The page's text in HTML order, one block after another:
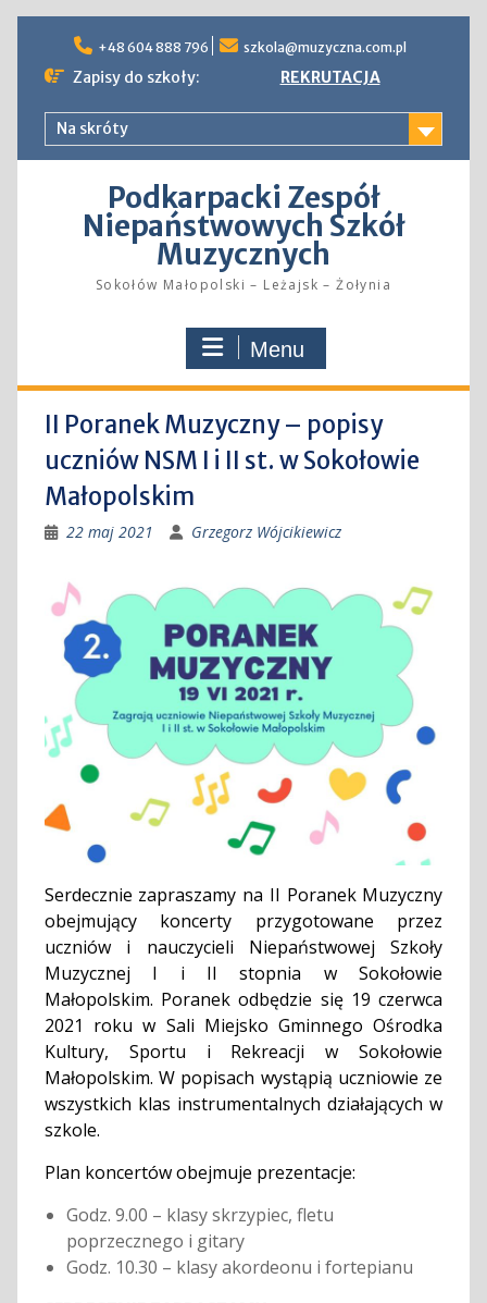
content
+48 604 888 796 szkola@muzyczna.com.pl
Zapisy do szkoły: REKRUTACJA
Na skróty
Podkarpacki Zespół
Niepaństwowych Szkół
Muzycznych
Sokołów Małopolski – Leżajsk – Żołynia
Menu
II Poranek Muzyczny – popisy
uczniów NSM I i II st. w Sokołowie
Małopolskim
22 maj 2021 Grzegorz Wójcikiewicz
Serdecznie zapraszamy na II Poranek Muzyczny
obejmujący koncerty przygotowane przez
uczniów i nauczycieli Niepaństwowej Szkoły
Muzycznej I i II stopnia w Sokołowie
Małopolskim. Poranek odbędzie się 19 czerwca
2021 roku w Sali Miejsko Gminnego Ośrodka
Kultury, Sportu i Rekreacji w Sokołowie
Małopolskim. W popisach wystąpią uczniowie ze
wszystkich klas instrumentalnych działających w
szkole.
Plan koncertów obejmuje prezentacje:
Godz. 9.00 – klasy skrzypiec, fletu
poprzecznego i gitary
Godz. 10.30 – klasy akordeonu i fortepianu